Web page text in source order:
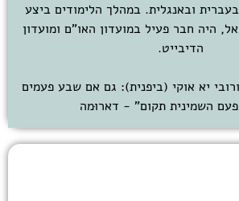
בעברית ובאנגלית. במהלך הלימודים ביצע
היה חבר פעיל במועדון האו"ם ומועדון
הדיבייט.
יא אוקי (ביפנית): גם אם שבע פעמים
השמינית תקום" - דארוּמה